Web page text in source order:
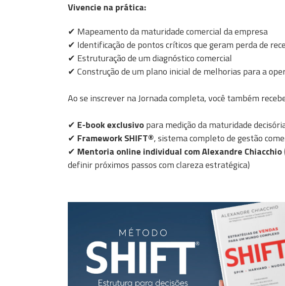
Vivencie na prática:
✔ Mapeamento da maturidade comercial da empresa
✔ Identificação de pontos críticos que geram perda de
✔ Estruturação de um diagnóstico comercial
✔ Construção de um plano inicial de melhorias para a
Ao se inscrever na Jornada completa, você também
✔ E-book exclusivopara medição da maturidade
✔ Framework SHIFT®, sistema completo de gestão
✔ Mentoria online individual com Alexandre Chiacchio
definir próximos passos com clareza estratégica)